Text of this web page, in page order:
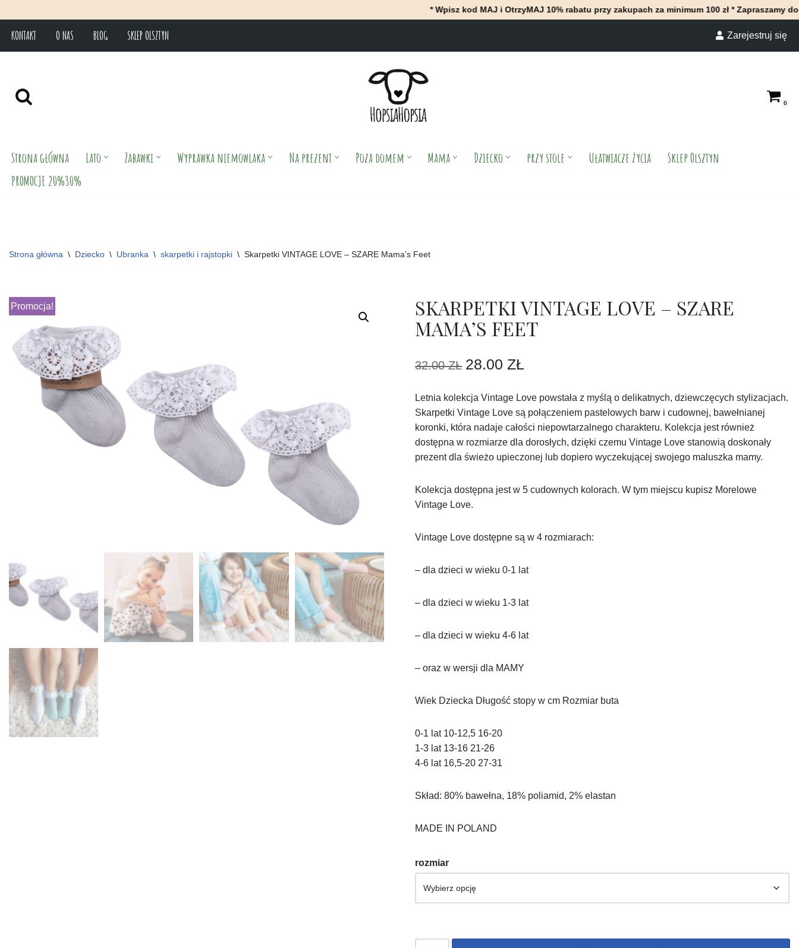
* Wpisz kod MAJ i OtrzyMAJ 10% rabatu przy zakupach za minimum 100 zł * Zapraszamy do naszego
Przejdź
KONTAKT O NAS BLOG SKLEP OLSZTYN Zarejestruj się
0
Strona główna Lato Zabawki Wyprawka niemowlaka Na prezent Poza domem Mama Dziecko przy stole Ułatwiacze życia
Sklep Olsztyn
PROMOCJE 20%30%
Strona główna \ Dziecko \ Ubranka \ skarpetki i rajstopki \ Skarpetki VINTAGE LOVE – SZARE Mama’s Feet
Promocja!
SKARPETKI VINTAGE LOVE – SZARE
MAMA’S FEET
32.00ZŁ 28.00ZŁ
Letnia kolekcja Vintage Love powstała z myślą o delikatnych, dziewczęcych stylizacjach.
Skarpetki Vintage Love są połączeniem pastelowych barw i cudownej, bawełnianej
koronki, która nadaje całości niepowtarzalnego charakteru. Kolekcja jest również
dostępna w rozmiarze dla dorosłych, dzięki czemu Vintage Love stanowią doskonały
prezent dla świeżo upieczonej lub dopiero wyczekującej swojego maluszka mamy.
Kolekcja dostępna jest w 5 cudownych kolorach. W tym miejscu kupisz Morelowe
Vintage Love.
Vintage Love dostępne są w 4 rozmiarach:
– dla dzieci w wieku 0-1 lat
– dla dzieci w wieku 1-3 lat
– dla dzieci w wieku 4-6 lat
– oraz w wersji dla MAMY
Wiek Dziecka Długość stopy w cm Rozmiar buta
0-1 lat 10-12,5 16-20
1-3 lat 13-16 21-26
4-6 lat 16,5-20 27-31
Skład: 80% bawełna, 18% poliamid, 2% elastan
MADE IN POLAND
rozmiar